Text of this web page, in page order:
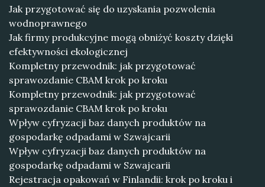
Jak przygotować się do uzyskania pozwolenia
wodnoprawnego
Jak firmy produkcyjne mogą obniżyć koszty dzięki
efektywności ekologicznej
Kompletny przewodnik: jak przygotować
sprawozdanie CBAM krok po kroku
Kompletny przewodnik: jak przygotować
sprawozdanie CBAM krok po kroku
Wpływ cyfryzacji baz danych produktów na
gospodarkę odpadami w Szwajcarii
Wpływ cyfryzacji baz danych produktów na
gospodarkę odpadami w Szwajcarii
Rejestracja opakowań w Finlandii: krok po kroku i